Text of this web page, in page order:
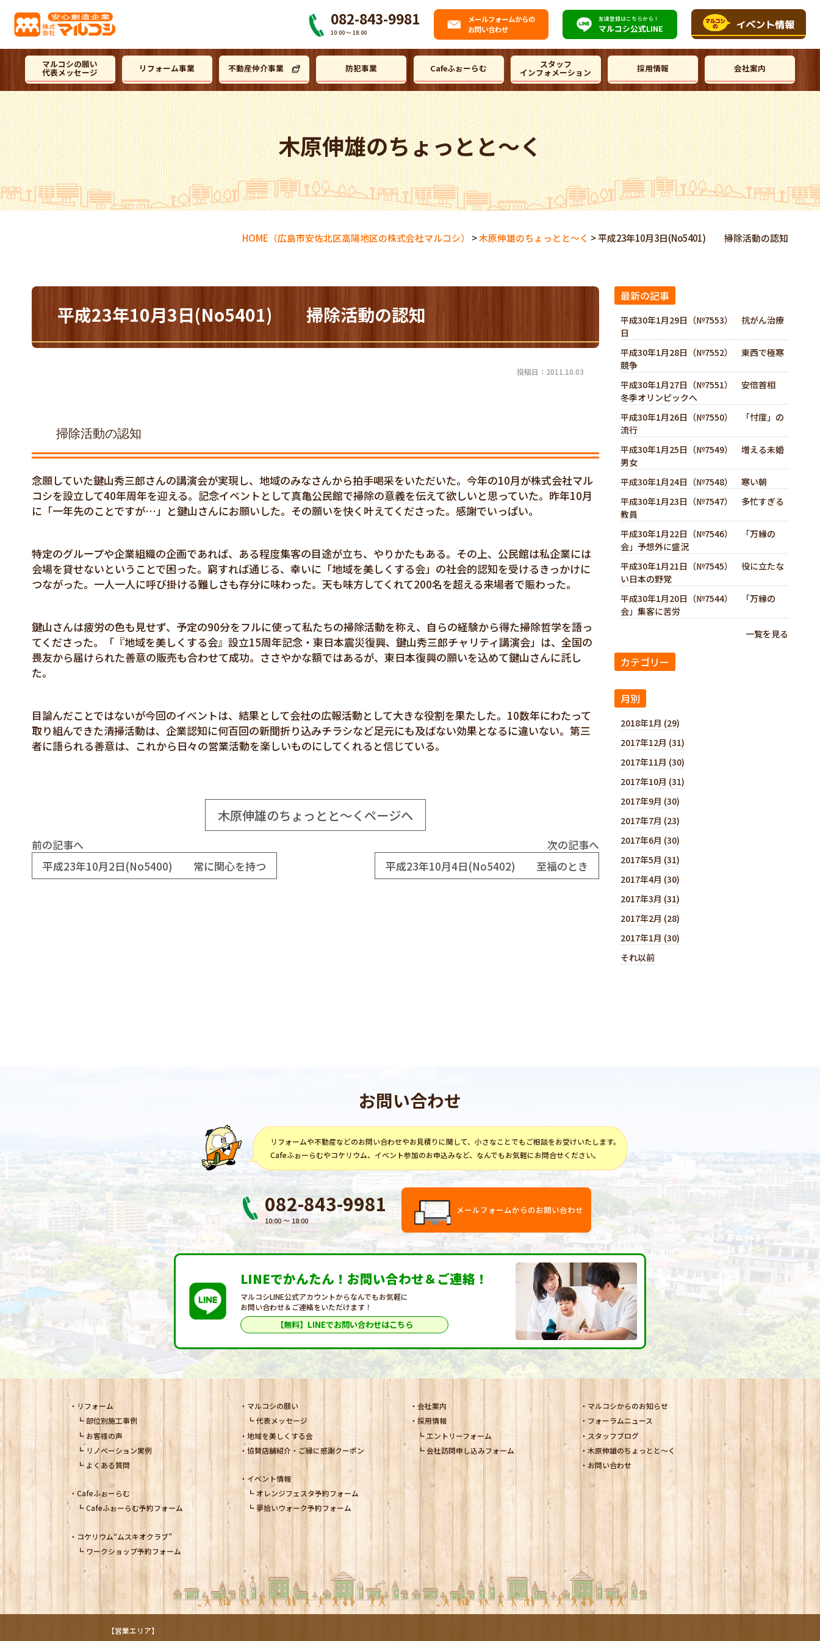
082-843-9981
10:00 〜 18:00
メールフォームからの
お問い合わせ
友達登録はこちらから！
マルコシ公式LINE
マルコシの願い
代表メッセージ リフォーム事業 不動産仲介事業 防犯事業 Cafeふぉーらむ スタッフ
インフォメーション 採用情報 会社案内
木原伸雄のちょっとと～く
HOME （広島市安佐北区高陽地区の株式会社マルコシ） >木原伸雄のちょっとと～く >平成23年10月3日(No5401) 掃除活動の認知
平成23年10月3日(No5401) 掃除活動の認知
投稿日：2011.10.03
掃除活動の認知
念願していた鍵山秀三郎さんの講演会が実現し、地域のみなさんから拍手喝采をいただいた。今年の10月が株式会社マル
コシを設立して40年周年を迎える。記念イベントとして真亀公民館で掃除の意義を伝えて欲しいと思っていた。昨年10月
に「一年先のことですが…」と鍵山さんにお願いした。その願いを快く叶えてくださった。感謝でいっぱい。
特定のグループや企業組織の企画であれば、ある程度集客の目途が立ち、やりかたもある。その上、公民館は私企業には
会場を貸せないということで困った。窮すれば通じる、幸いに「地域を美しくする会」の社会的認知を受けるきっかけに
つながった。一人一人に呼び掛ける難しさも存分に味わった。天も味方してくれて200名を超える来場者で賑わった。
鍵山さんは疲労の色も見せず、予定の90分をフルに使って私たちの掃除活動を称え、自らの経験から得た掃除哲学を語っ
てくださった。「『地域を美しくする会』設立15周年記念・東日本震災復興、鍵山秀三郎チャリティ講演会」は、全国の
畏友から届けられた善意の販売も合わせて成功。ささやかな額ではあるが、東日本復興の願いを込めて鍵山さんに託し
た。
目論んだことではないが今回のイベントは、結果として会社の広報活動として大きな役割を果たした。10数年にわたって
取り組んできた清掃活動は、企業認知に何百回の新聞折り込みチラシなど足元にも及ばない効果となるに違いない。第三
者に語られる善意は、これから日々の営業活動を楽しいものにしてくれると信じている。
木原伸雄のちょっとと～くページへ
前の記事へ
平成23年10月2日(No5400) 常に関心を持つ
次の記事へ
平成23年10月4日(No5402) 至福のとき
最新の記事
平成30年1月29日（№7553） 抗がん治療
日
平成30年1月28日（№7552） 東西で極寒
競争
平成30年1月27日（№7551） 安倍首相
冬季オリンピックへ
平成30年1月26日（№7550） 「忖度」の
流行
平成30年1月25日（№7549） 増える未婚
男女
平成30年1月24日（№7548） 寒い朝
平成30年1月23日（№7547） 多忙すぎる
教員
平成30年1月22日（№7546） 「万縁の
会」予想外に盛況
平成30年1月21日（№7545） 役に立たな
い日本の野党
平成30年1月20日（№7544） 「万縁の
会」集客に苦労
一覧を見る
カテゴリー
月別
2018年1月 (29)
2017年12月 (31)
2017年11月 (30)
2017年10月 (31)
2017年9月 (30)
2017年7月 (23)
2017年6月 (30)
2017年5月 (31)
2017年4月 (30)
2017年3月 (31)
2017年2月 (28)
2017年1月 (30)
それ以前
お問い合わせ
リフォームや不動産などのお問い合わせやお見積りに関して、小さなことでもご相談をお受けいたします。
Cafeふぉーらむやコケリウム、イベント参加のお申込みなど、なんでもお気軽にお問合せください。
082-843-9981
10:00 〜 18:00
メールフォームからのお問い合わせ
LINEでかんたん！ お問い合わせ＆ご連絡！
マルコシLINE公式アカウントからなんでもお気軽に
お問い合わせ＆ご連絡をいただけます！
【無料】LINEでお問い合わせはこちら
リフォーム
部位別施工事例
お客様の声
リノベーション実例
よくある質問
Cafeふぉーらむ
Cafeふぉーらむ予約フォーム
コケリウム“ムスキオクラブ”
ワークショップ予約フォーム
マルコシの願い
代表メッセージ
地域を美しくする会
協賛店舗紹介・ご縁に感謝クーポン
イベント情報
オレンジフェスタ予約フォーム
夢拾いウォーク予約フォーム
会社案内
採用情報
エントリーフォーム
会社訪問申し込みフォーム
マルコシからのお知らせ
フォーラムニュース
スタッフブログ
木原伸雄のちょっとと～く
お問い合わせ
【営業エリア】